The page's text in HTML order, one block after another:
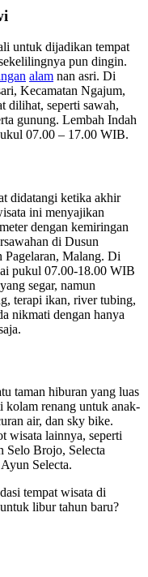
untuk dijadikan tempat
pun dingin.
alam nan asri. Di
Kecamatan Ngajum,
dilihat, seperti sawah,
gunung. Lembah Indah
07.00 – 17.00 WIB.
didatangi ketika akhir
ini menyajikan
dengan kemiringan
di Dusun
Malang. Di
pukul 07.00-18.00 WIB
segar, namun
terapi ikan, river tubing,
nikmati dengan hanya
taman hiburan yang luas
kolam renang untuk anak-
air, dan sky bike.
wisata lainnya, seperti
Selo Brojo, Selecta
Selecta.
tempat wisata di
libur tahun baru?